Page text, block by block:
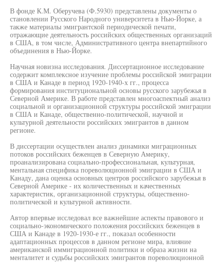
В фонде К.М. Оберучева (Ф.5930) представлены документы о
становлении Русского Народного университета в Нью-Йорке, а
также материалы эмигрантской периодической печати,
отражающие деятельность российских общественных организаций
в США, в том числе, Административного центра внепартийного
объединения в Нью-Йорке.
Научная новизна исследования. Диссертационное исследование
содержит комплексное изучение проблемы российской эмиграции
в США и Канаде в период 1920-1940-х гг., процесса
формирования институциональной основы русского зарубежья в
Северной Америке. В работе представлен многоаспектный анализ
социальной и организационной структуры российской эмиграции
в США и Канаде, общественно-политической, научной и
культурной деятельности российских эмигрантов в данном
регионе.
В диссертации осуществлен анализ динамики миграционных
потоков российских беженцев в Северную Америку,
проанализирована социально-профессиональная, культурная,
ментальная специфика пореволюционной эмиграции в США и
Канаду, дана оценка основных центров российского зарубежья в
Северной Америке - их количественных и качественных
характеристик, организационной структуры, общественно-
политической и культурной активности.
Автор впервые исследовал все важнейшие аспекты правового и
социально-экономического положения российских беженцев в
США и Канаде в 1920-1930-е гг., показал особенности
адаптационных процессов в данном регионе мира, влияние
американской иммиграционной политики и образа жизни на
менталитет и судьбы российских эмигрантов пореволюционной